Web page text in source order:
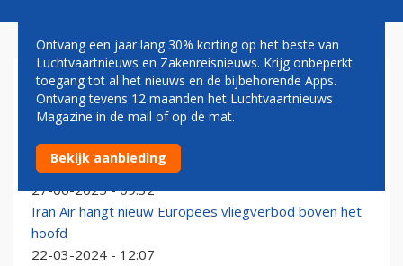
FOKKER 100
Qantas zoekt extra Embraer 190's om oude Fokker
100's te vervangen
27-06-2025 - 09:32
Iran Air hangt nieuw Europees vliegverbod boven het
hoofd
22-03-2024 - 12:07
Ontvang een jaar lang 30% korting op het beste van
Luchtvaartnieuws en Zakenreisnieuws. Krijg onbeperkt
toegang tot al het nieuws en de bijbehorende Apps.
Ontvang tevens 12 maanden het Luchtvaartnieuws
Magazine in de mail of op de mat.
Bekijk aanbieding